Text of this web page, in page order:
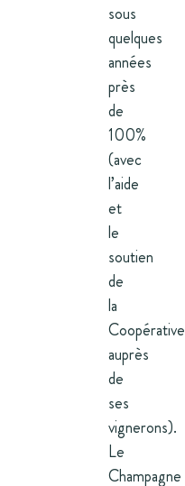
sous
quelques
années
près
de
100%
(avec
l’aide
et
le
soutien
de
la
Coopérative
auprès
de
ses
vignerons).
Le
Champagne